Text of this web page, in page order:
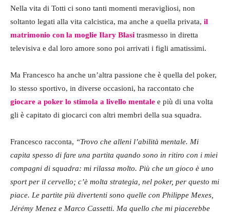
Nella vita di Totti ci sono tanti momenti meravigliosi, non
soltanto legati alla vita calcistica, ma anche a quella privata, il
matrimonio con la moglie Ilary Blasi trasmesso in diretta
televisiva e dal loro amore sono poi arrivati i figli amatissimi.
Ma Francesco ha anche un’altra passione che è quella del poker,
lo stesso sportivo, in diverse occasioni, ha raccontato che
giocare a poker lo stimola a livello mentale e più di una volta
gli è capitato di giocarci con altri membri della sua squadra.
Francesco racconta, “Trovo che alleni l’abilità mentale. Mi
capita spesso di fare una partita quando sono in ritiro con i miei
compagni di squadra: mi rilassa molto. Più che un gioco è uno
sport per il cervello; c’è molta strategia, nel poker, per questo mi
piace. Le partite più divertenti sono quelle con Philippe Mexes,
Jérémy Menez e Marco Cassetti. Ma quello che mi piacerebbe